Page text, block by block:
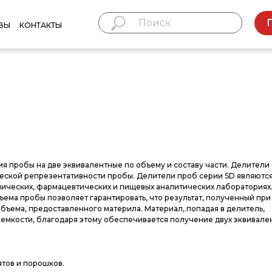
КОНТАКТЫ
на две эквивалентные по объему и составу части. Делители
репрезентативности пробы. Делители проб серии SD
фармацевтических и пищевых аналитических лабораториях.
пробы позволяет гарантировать, что результат, полученный при
предоставленного материла. Материал, попадая в делитель,
благодаря этому обеспечивается получение двух
и порошков.